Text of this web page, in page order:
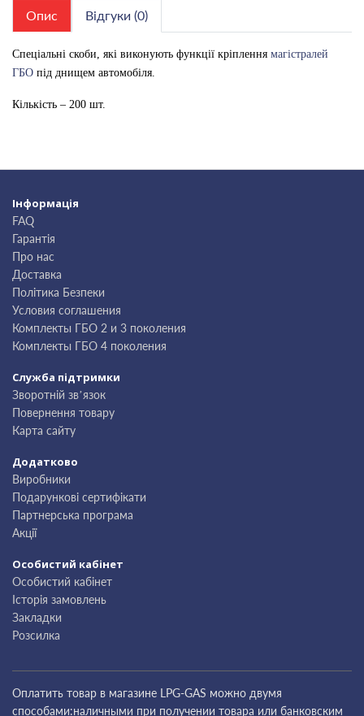
Опис Відгуки (0)
Спеціальні скоби, які виконують функції кріплення магістралей
ГБО під днищем автомобіля.
Кількість – 200 шт.
Інформація
FAQ
Гарантія
Про нас
Доставка
Політика Безпеки
Условия соглашения
Комплекты ГБО 2 и 3 поколения
Комплекты ГБО 4 поколения
Служба підтримки
Зворотній зв’язок
Повернення товару
Карта сайту
Додатково
Виробники
Подарункові сертифікати
Партнерська програма
Акції
Особистий кабінет
Особистий кабінет
Історія замовлень
Закладки
Розсилка
Оплатить товар в магазине LPG-GAS можно двумя
способами:наличными при получении товара или банковским